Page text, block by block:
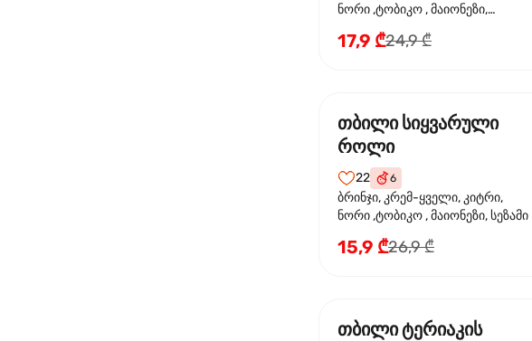
ნორი ,ტობიკო , მაიონეზი,
ფოთოლი
17,9 ₾24,9 ₾
თბილი სიყვარული
როლი
22 6
ბრინჯი, კრემ-ყველი, კიტრი,
ნორი ,ტობიკო , მაიონეზი, სეზამი
15,9 ₾26,9 ₾
თბილი ტერიაკის